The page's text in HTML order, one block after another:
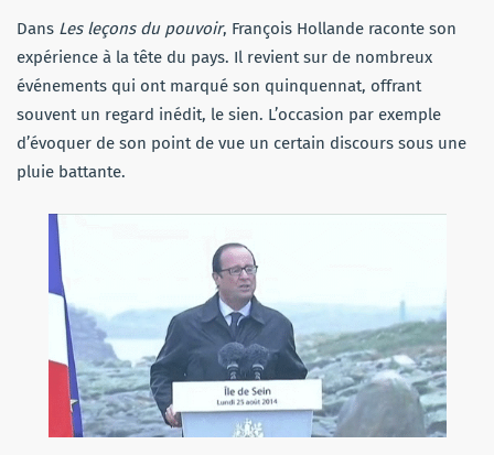
Dans Les leçons du pouvoir, François Hollande raconte son
expérience à la tête du pays. Il revient sur de nombreux
événements qui ont marqué son quinquennat, offrant
souvent un regard inédit, le sien. L’occasion par exemple
d’évoquer de son point de vue un certain discours sous une
pluie battante.